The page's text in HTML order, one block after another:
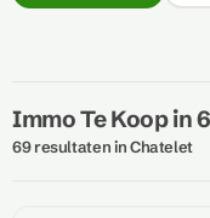
Immo Te Koop in
69 resultaten in Chatelet